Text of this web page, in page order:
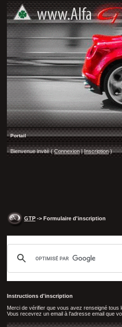
Portail
Bienvenue invité ( Connexion |Inscription)
GTP -> Formulaire d'inscription
Instructions d'inscription
Merci de vérifier que vous avez renseigné
Vous recevrez un email à l'adresse email que